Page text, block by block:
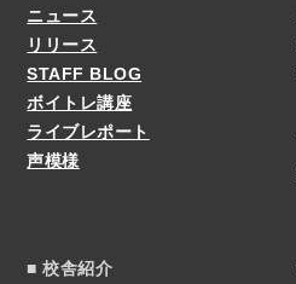
ニュース
リリース
STAFF BLOG
ボイトレ講座
ライブレポート
声模様
■ 校舎紹介